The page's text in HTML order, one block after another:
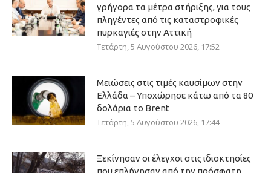
γρήγορα τα μέτρα στήριξης, για τους
πληγέντες από τις καταστροφικές
πυρκαγιές στην Αττική
Τετάρτη, 5 Αυγούστου 2026, 17:52
Μειώσεις στις τιμές καυσίμων στην
Ελλάδα – Υποχώρησε κάτω από τα 80
δολάρια το Brent
Τετάρτη, 5 Αυγούστου 2026, 17:44
Ξεκίνησαν οι έλεγχοι στις ιδιοκτησίες
που επλήγησαν από την πρόσφατη